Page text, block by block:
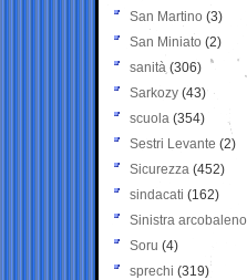
San Martino (3)
San Miniato (2)
sanità (306)
Sarkozy (43)
scuola (354)
Sestri Levante (2)
Sicurezza (452)
sindacati (162)
Sinistra arcobaleno
Soru (4)
sprechi (319)